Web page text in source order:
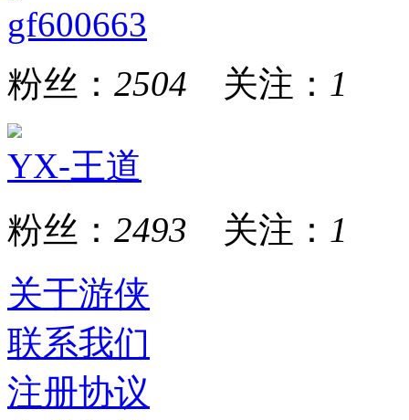
gf600663
粉丝： 2504 关注： 1
YX-王道
粉丝： 2493 关注： 1
关于游侠
联系我们
注册协议